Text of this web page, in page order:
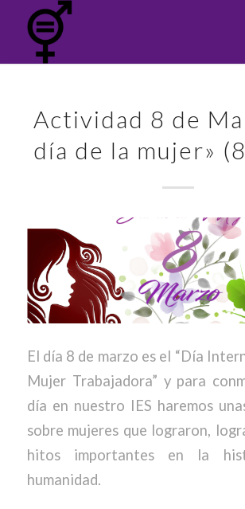
Actividad 8 de
día de la mujer»
El día 8 de marzo es el “Día
Mujer Trabajadora” y para
día en nuestro IES haremos
sobre mujeres que lograron,
hitos importantes en la
humanidad.